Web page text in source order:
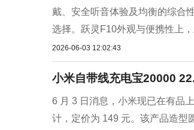
戴、安全听音体验及均衡的综合
选择。跃灵F10外观与便携性上
2026-06-03 12:02:43
小米自带线充电宝20000
6 月 3 日消息，小米现已在有品
计，定价为 149 元。该产品造型